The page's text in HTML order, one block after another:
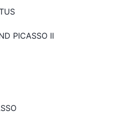
PICASSO II